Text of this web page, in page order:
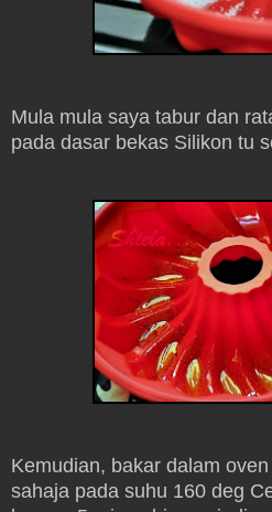
Mula mula saya tabur dan
pada dasar bekas Silikon tu
Kemudian, bakar dalam
sahaja pada suhu 160 deg